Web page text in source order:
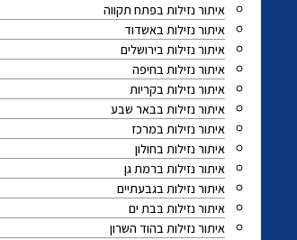
איתור נזילות בפתח תקווה
איתור נזילות באשדוד
איתור נזילות בירושלים
איתור נזילות בחיפה
איתור נזילות בקריות
איתור נזילות בבאר שבע
איתור נזילות במרכז
איתור נזילות בחולון
איתור נזילות ברמת גן
איתור נזילות בגבעתיים
איתור נזילות בבת ים
איתור נזילות בהוד השרון